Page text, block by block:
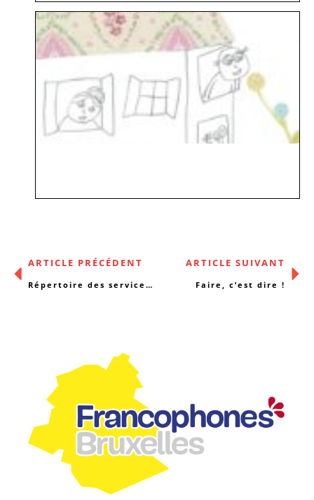
ARTICLE PRÉCÉDENT
Répertoire des services de support en promotion de la santé à Bruxelles
ARTICLE SUIVANT
Faire, c’est dire !